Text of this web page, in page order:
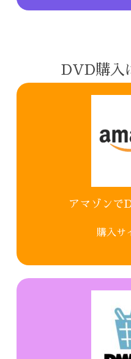
DVD購入
アマゾンで
購入サ